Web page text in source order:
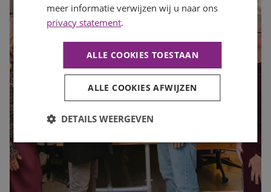
meer informatie verwijzen wij u naar ons
privacy statement.
ALLE COOKIES TOESTAAN
ALLE COOKIES AFWIJZEN
DETAILS WEERGEVEN